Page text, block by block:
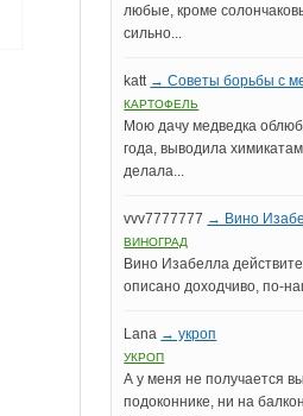
любые, кроме
сильно...
katt → Советы борьбы с
КАРТОФЕЛЬ
Мою дачу медведка
года, выводила
делала...
vvv7777777 → Вино
ВИНОГРАД
Вино Изабелла
описано доходчиво, по-
Lana → укроп
УКРОП
А у меня не получается
подоконнике, ни на